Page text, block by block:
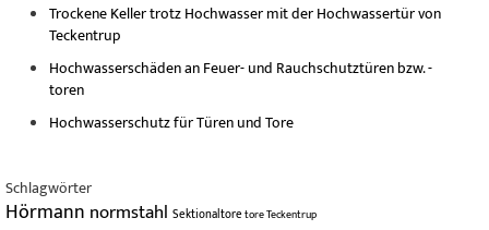
Trockene Keller trotz Hochwasser mit der Hochwassertür von
Teckentrup
Hochwasserschäden an Feuer- und Rauchschutztüren bzw. -
toren
Hochwasserschutz für Türen und Tore
Schlagwörter
Hörmann normstahl SektionaltoretoreTeckentrup